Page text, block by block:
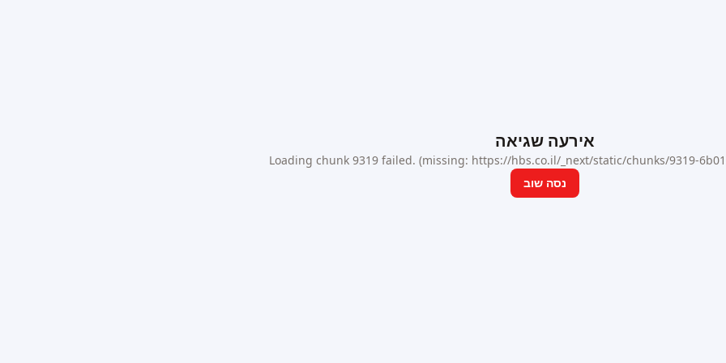
אירעה שגיאה
Loading chunk 9319 failed. (missing: https://hbs.co.il/_next/static/chunks/9319-
נסה שוב